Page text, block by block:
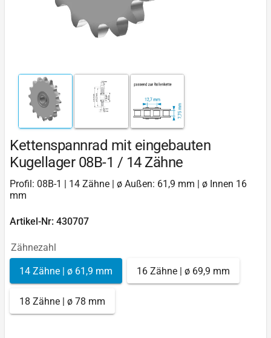
Kettenspannrad mit eingebauten
Kugellager 08B-1 / 14 Zähne
Profil: 08B-1 | 14 Zähne | ø Außen: 61,9 mm | ø Innen 16
mm
Artikel-Nr: 430707
Zähnezahl
14 Zähne | ø 61,9 mm 16 Zähne | ø 69,9 mm
18 Zähne | ø 78 mm